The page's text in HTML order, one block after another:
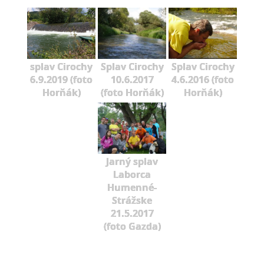
splav Cirochy
6.9.2019 (foto
Horňák)
Splav Cirochy
10.6.2017
(foto Horňák)
Splav Cirochy
4.6.2016 (foto
Horňák)
Jarný splav
Laborca
Humenné-
Strážske
21.5.2017
(foto Gazda)